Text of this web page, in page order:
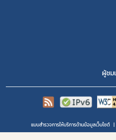
ผู้ชม
แบบสำรวจการให้บริการด้านข้อมูลเว็บไซต์